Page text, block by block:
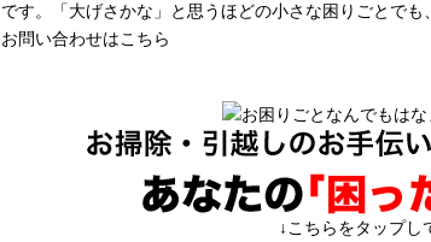
です。「大げさかな」と思うほどの小さな困りごとでも
お問い合わせはこちら
↓こちらをタップし